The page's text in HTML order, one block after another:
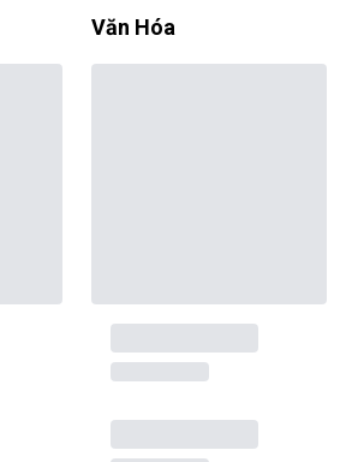
Văn Hóa